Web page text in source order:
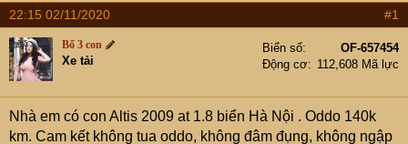
e
a
d
s
t
a
à
y
g
s
22:15 02/11/2020 #1
Bố 3 con
Xe tải
Biển số
OF-657454
Động cơ
112,608 Mã lực
Nhà em có con Altis 2009 at 1.8 biển Hà Nội . Oddo 140k
km. Cam kết không tua oddo, không đâm đụng, không ngập